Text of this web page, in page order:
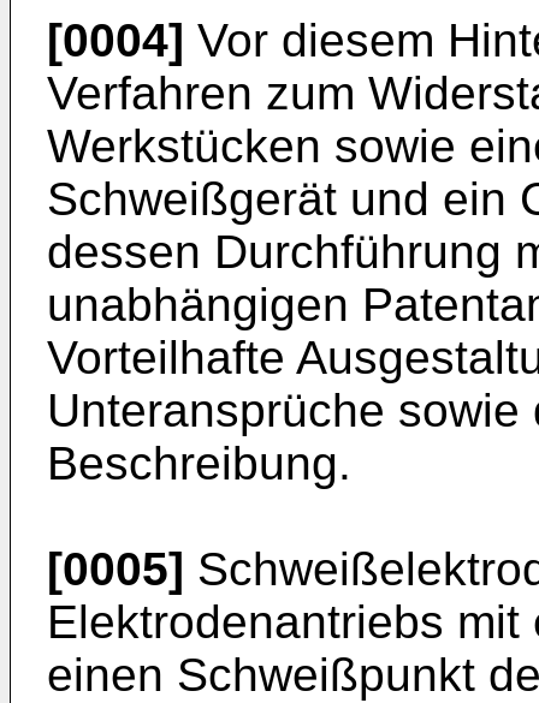
[0004] Vor diesem
Verfahren zum
Werkstücken sowie
Schweißgerät und ein
dessen Durchführung
unabhängigen
Vorteilhafte
Unteransprüche
Beschreibung.
[0005]
Elektrodenantriebs
einen Schweißpunkt